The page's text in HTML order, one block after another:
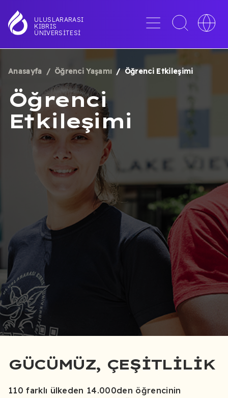
içeriğe
atla
ULUSLARARASI
KIBRIS
ÜNIVERSITESI
Menü
Toggle
search
Toggle
SAYFA
YOLU
Anasayfa Öğrenci Yaşamı Öğrenci Etkileşimi
Öğrenci
Etkileşimi
GÜCÜMÜZ, ÇEŞITLILIK
110 farklı ülkeden 14.000den öğrencinin